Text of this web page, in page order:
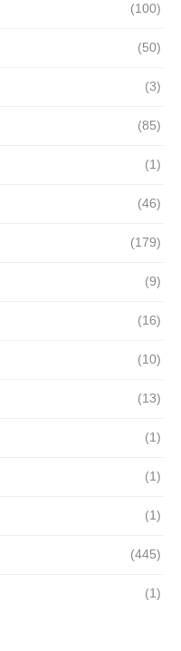
(100)
(50)
(3)
(85)
(1)
(46)
(179)
(9)
(16)
(10)
(13)
(1)
(1)
(1)
(445)
(1)